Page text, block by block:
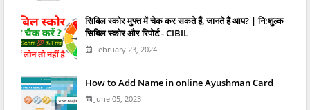
स‍िबिल स्‍कोर मुफ्त में चेक कर सकते हैं, जानते हैं आप? | नि:शुल्क
सिबिल स्कोर और रिपोर्ट - CIBIL
February 23, 2024
How to Add Name in online Ayushman Card
June 05, 2023